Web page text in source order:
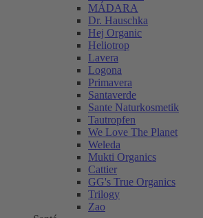
MÁDARA
Dr. Hauschka
Hej Organic
Heliotrop
Lavera
Logona
Primavera
Santaverde
Sante Naturkosmetik
Tautropfen
We Love The Planet
Weleda
Mukti Organics
Cattier
GG's True Organics
Trilogy
Zao